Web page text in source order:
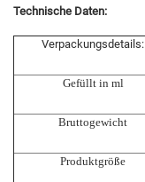
Technische Daten:
Verpackungsdetails:
Gefüllt in ml
Bruttogewicht
Produktgröße